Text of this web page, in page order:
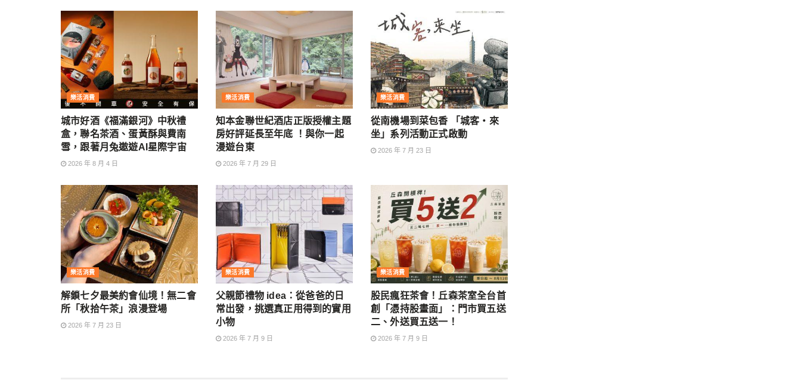
樂活消費
城市好酒《福滿銀河》中秋禮
盒，聯名茶酒、蛋黃酥與費南
雪，跟著月兔遨遊AI星際宇宙
2026 年 8 月 4 日
樂活消費
知本金聯世紀酒店正版授權主題
房好評延長至年底 ！與你一起
漫遊台東
2026 年 7 月 29 日
樂活消費
從南機場到菜包香 「城客・來
坐」系列活動正式啟動
2026 年 7 月 23 日
樂活消費
解鎖七夕最美約會仙境！無二會
所「秋拾午茶」浪漫登場
2026 年 7 月 23 日
樂活消費
父親節禮物 idea：從爸爸的日
常出發，挑選真正用得到的實用
小物
2026 年 7 月 9 日
樂活消費
股民瘋狂茶會！丘森茶室全台首
創「憑持股畫面」：門市買五送
二、外送買五送一！
2026 年 7 月 9 日